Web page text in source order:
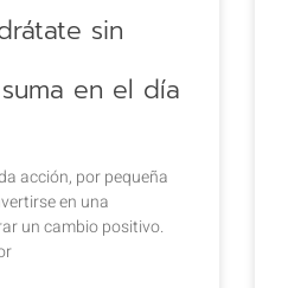
sin
en el día
acción, por pequeña
en una
un cambio positivo.